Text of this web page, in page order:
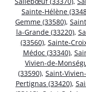
Sainte-Hélène
Gemme (33580),
la-Grande (33220),
(33560), Sainte-
Médoc (33340),
Vivien-de-
(33590), Saint-
Pertignas (33420),